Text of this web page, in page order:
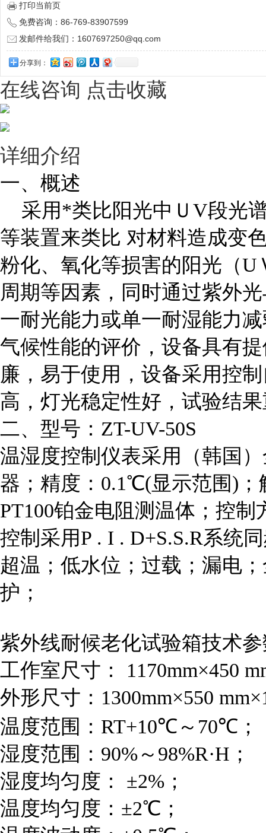
打印当前页
免费咨询：86-769-83907599
发邮件给我们：1607697250@qq.com
分享到：
在线咨询 点击收藏
详细介绍
一、概述
采用*类比阳光中ＵV段光
等装置来类比 对材料造成变
粉化、氧化等损害的阳光（
周期等因素，同时通过紫外
一耐光能力或单一耐湿能力
气候性能的评价，设备具有
廉，易于使用，设备采用控
高，灯光稳定性好，试验结
二、型号：ZT-UV-50S
温湿度控制仪表采用（韩国
器；精度：0.1℃(显示范围)
PT100铂金电阻测温体； 控制
控制采用P . I . D+S.S.R系统
超温；低水位；过载；漏电
护；
紫外线耐候老化试验箱技术
工作室尺寸： 1170mm×450
外形尺寸：1300mm×550
温度范围：RT+10℃～70℃；
湿度范围：90%～98%R·H；
湿度均匀度： ±2%；
温度均匀度：±2℃；